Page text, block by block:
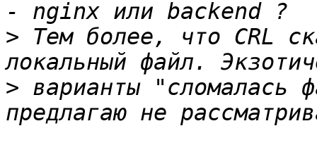
> Тем более, что CRL
> варианты "сломалась